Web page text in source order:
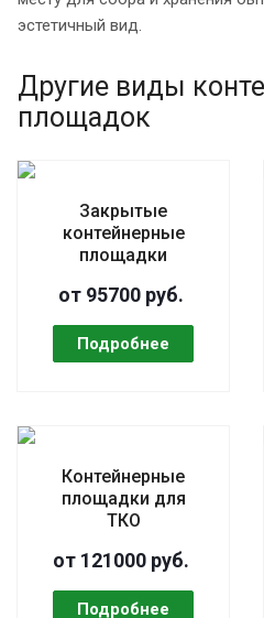
эстетичный вид.
Другие виды
площадок
Закрытые
контейнерные
площадки
от 95700 руб.
Контейнерные
площадки для
ТКО
от 121000 руб.